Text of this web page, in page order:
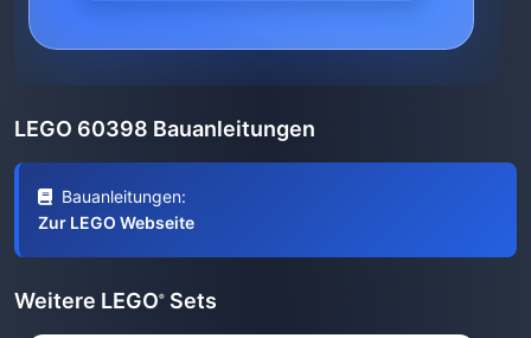
LEGO 60398 Bauanleitungen
Bauanleitungen:
Zur LEGO Webseite
Weitere LEGO® Sets